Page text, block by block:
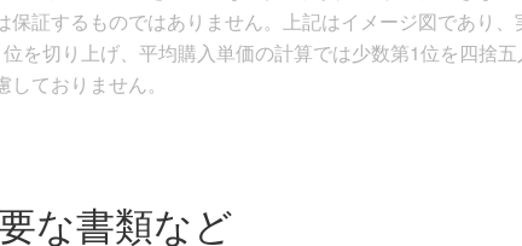
証するものではありません。上記はイメージ図であり、
を切り上げ、平均購入単価の計算では少数第1位を四捨
ておりません。
な書類など